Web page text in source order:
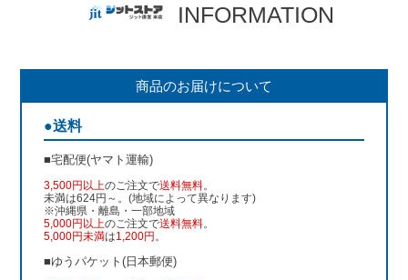
INFORMATION
商品のお届けについて
●送料
■宅配便(ヤマト運輸)
3,500円以上のご注文で送料無料。
未満は624円～。(地域によって異なります)
※沖縄県・離島・一部地域
5,000円以上のご注文で送料無料。
5,000円未満は1,200円 。
■ゆうパケット(日本郵便)